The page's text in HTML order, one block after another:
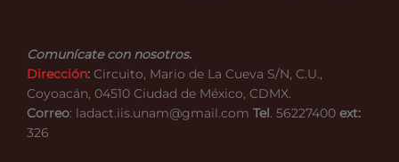
Comunícate con nosotros.
Dirección: Circuito, Mario de La Cueva S/N, C.U.,
Coyoacán, 04510 Ciudad de México, CDMX.
Correo: ladact.iis.unam@gmail.com Tel. 56227400 ext:
326